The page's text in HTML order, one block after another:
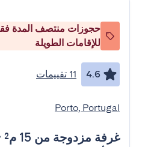
حجوزات منتصف المدة
للإقامات الطويلة
4.6 11 تقييمات
Porto, Portugal
غرفة مزدوجة من 15 م²